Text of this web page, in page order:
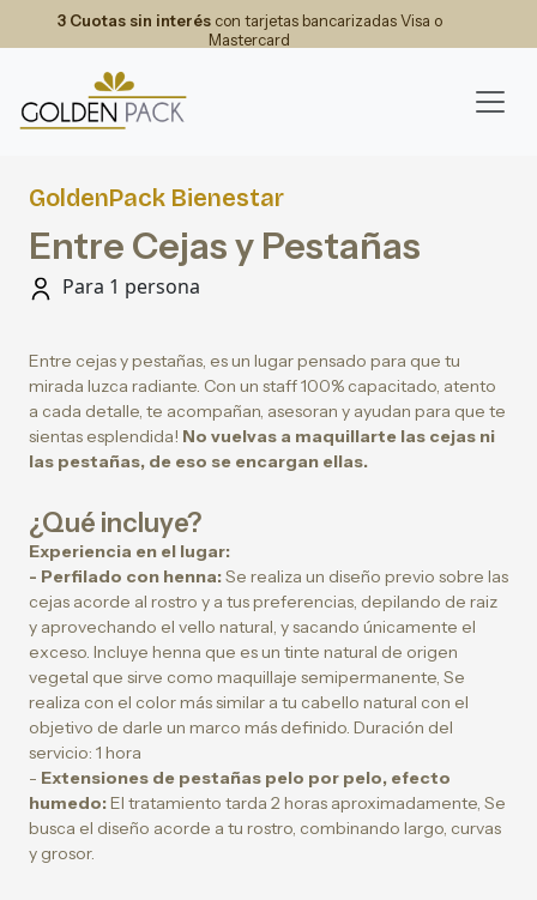
3 Cuotas sin interéscon tarjetas bancarizadas Visa o
Mastercard
GoldenPack Bienestar
Entre Cejas y Pestañas
Para 1 persona
Entre cejas y pestañas, es un lugar pensado para que tu
mirada luzca radiante. Con un staff 100% capacitado, atento
a cada detalle, te acompañan, asesoran y ayudan para que te
sientas esplendida! No vuelvas a maquillarte las cejas ni
las pestañas, de eso se encargan ellas.
¿Qué incluye?
Experiencia en el lugar:
- Perfilado con henna:Se realiza un diseño previo sobre las
cejas acorde al rostro y a tus preferencias, depilando de raiz
y aprovechando el vello natural, y sacando únicamente el
exceso. Incluye henna que es un tinte natural de origen
vegetal que sirve como maquillaje semipermanente, Se
realiza con el color más similar a tu cabello natural con el
objetivo de darle un marco más definido. Duración del
servicio: 1 hora
- Extensiones de pestañas pelo por pelo, efecto
humedo:El tratamiento tarda 2 horas aproximadamente, Se
busca el diseño acorde a tu rostro, combinando largo, curvas
y grosor.